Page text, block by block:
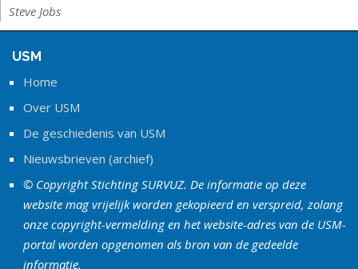
Steve Jobs
USM
Home
Over USM
De geschiedenis van USM
Nieuwsbrieven (archief)
© Copyright Stichting SURVUZ. De informatie op deze
website mag vrijelijk worden gekopieerd en verspreid, zolang
onze copyright-vermelding en het website-adres van de USM-
portal worden opgenomen als bron van de gedeelde
informatie.